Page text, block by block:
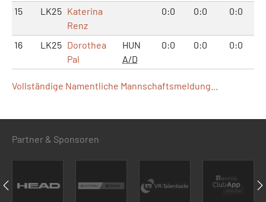
15 LK25 Katerina
Renz
0:0 0:0 0:0
16 LK25 Dorothea
Pal
HUN
A/D
0:0 0:0 0:0
Vollständige Namentliche Mannschaftsmeldung...
Partner & Sponsoren